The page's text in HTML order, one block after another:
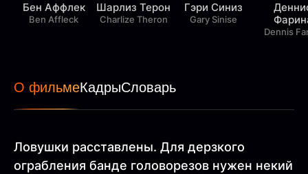
Бен Аффлек
Ben Affleck
Шарлиз Терон
Charlize Theron
Гэри Синиз
Gary Sinise
Dennis
О фильмеКадрыСловарь
Ловушки расставлены. Для дерзкого
ограбления банде головорезов нужен некий